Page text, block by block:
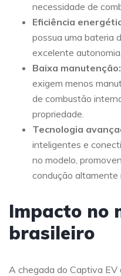
necessidade de
Eficiência
possua uma bateria
excelente
Baixa manutenção:
exigem menos
de combustão
propriedade.
Tecnologia
inteligentes e
no modelo,
condução altamente
Impacto no
brasileiro
A chegada do Captiva